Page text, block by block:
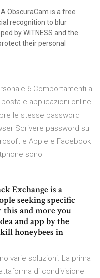
ObscuraCam is a free
recognition to blur
by WITNESS and the
their personal
6 Comportamenti a
e applicazioni online
le stesse password
Scrivere password su
e Apple e Facebook
sono
Exchange is a
seeking specific
this and more you
and app by the
honeybees in
varie soluzioni. La prima
di condivisione